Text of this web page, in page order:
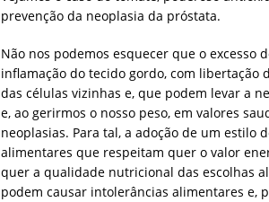
prevenção da neoplasia da próstata.
Não nos podemos esquecer que o excesso
inflamação do tecido gordo, com
das células vizinhas e, que podem levar a
e, ao gerirmos o nosso peso, em valores
neoplasias. Para tal, a adoção de um estilo
alimentares que respeitam quer o valor
quer a qualidade nutricional das escolhas
podem causar intolerâncias alimentares e,